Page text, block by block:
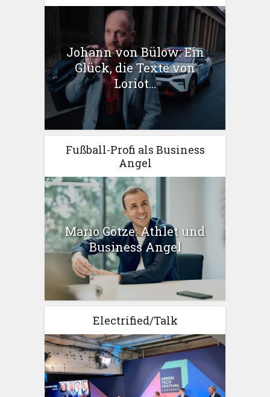
Johann von Bülow: Ein
Glück, die Texte von
Loriot...
Fußball-Profi als Business
Angel
Mario Götze: Athlet und
Business Angel
Electrified/Talk